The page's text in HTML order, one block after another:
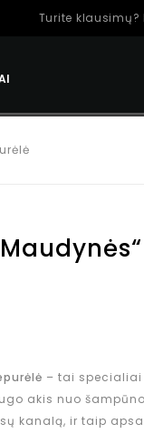
Turite klausimų?
– tai
akis nuo
kanalą, ir taip